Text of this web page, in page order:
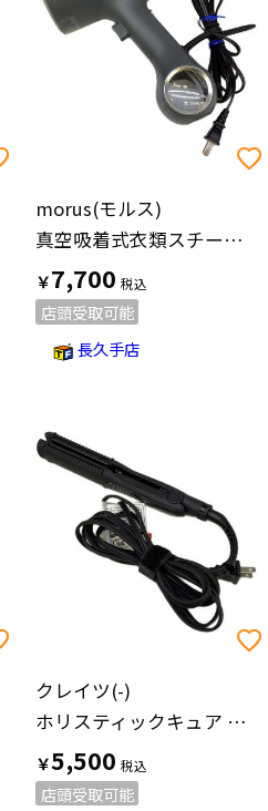
morus(モルス)
真空吸着式衣類スチーマー V6
￥7,700
店頭受取可能
長久手店
クレイツ(-)
ホリスティックキュア マグネットヘアプロ ストレートアイロン HCS-G03DG
￥5,500
店頭受取可能